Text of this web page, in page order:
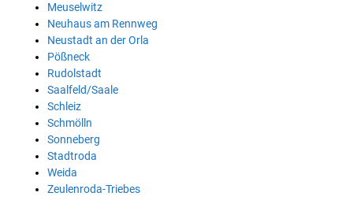
Meuselwitz
Neuhaus am Rennweg
Neustadt an der Orla
Pößneck
Rudolstadt
Saalfeld/Saale
Schleiz
Schmölln
Sonneberg
Stadtroda
Weida
Zeulenroda-Triebes